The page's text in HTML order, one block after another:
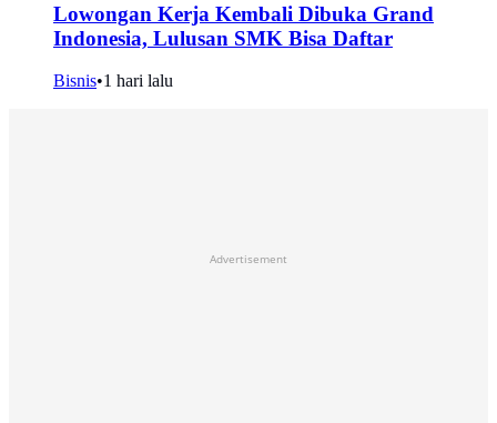
Lowongan Kerja Kembali Dibuka Grand
Indonesia, Lulusan SMK Bisa Daftar
Bisnis•1 hari lalu
Advertisement